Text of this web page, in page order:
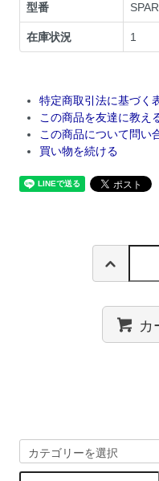
型番
在庫状況 1
特定商取引法に基づく
この商品を友達に教え
この商品について問い
買い物を続ける
カ